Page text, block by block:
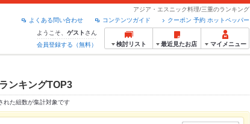
アジア・エスニック料理/三重のランキング
クーポン 予約 ホットペッパー
コンテンツガイド
よくある問い合わせ
ようこそ、 ゲスト さん
会員登録する（無料）
検討リスト 最近見たお店 マイメニュー
ンキングTOP3
れた組数が集計対象です